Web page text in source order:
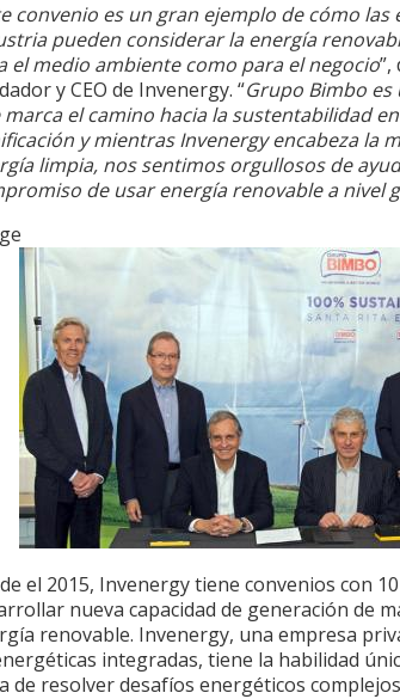
convenio es un gran ejemplo de cómo
pueden considerar la energía
el medio ambiente como para el negocio
y CEO de Invenergy. “Grupo Bimbo es
marca el camino hacia la sustentabilidad
y mientras Invenergy encabeza la
limpia, nos sentimos orgullosos de
de usar energía renovable a nivel
el 2015, Invenergy tiene convenios con
nueva capacidad de generación de
renovable. Invenergy, una empresa
integradas, tiene la habilidad
de resolver desafíos energéticos